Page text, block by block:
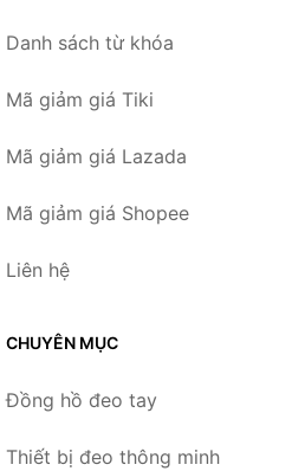
Danh sách từ khóa
Mã giảm giá Tiki
Mã giảm giá Lazada
Mã giảm giá Shopee
Liên hệ
CHUYÊN MỤC
Đồng hồ đeo tay
Thiết bị đeo thông minh